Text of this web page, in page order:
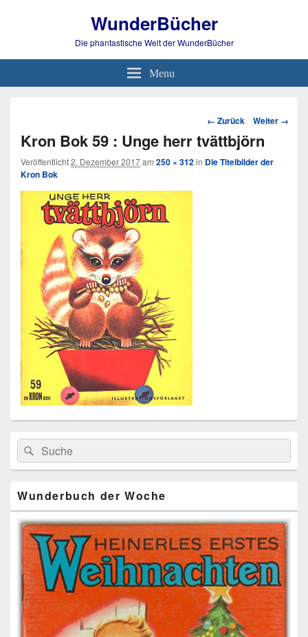
WunderBücher
Die phantastische Welt der WunderBücher
Menu
Bild-
Navigation
← Zurück Weiter →
Kron Bok 59 : Unge herr tvättbjörn
Veröffentlicht2. Dezember 2017am 250 × 312in Die Titelbilder der
Kron Bok
Primärer
Seitenleisten
Widget-
Bereich
Search
for:
Suche
Wunderbuch der Woche